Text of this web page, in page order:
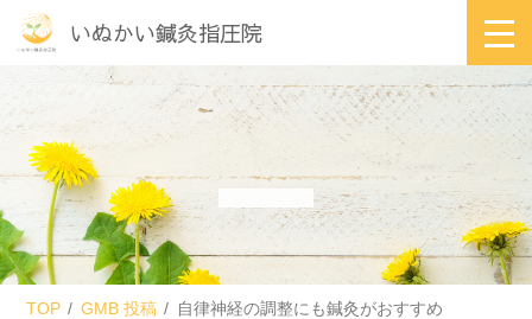
いぬかい鍼灸指圧院
TOP GMB 投稿 自律神経の調整にも鍼灸がおすすめ